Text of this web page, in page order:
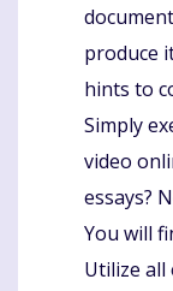
produce
hints to
Simply
video
essays?
You will
Utilize